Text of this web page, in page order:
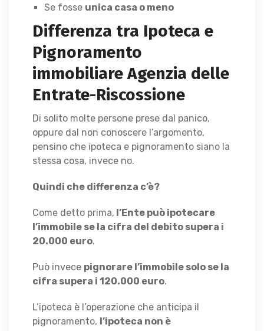
Se fosse unica casa o meno
Differenza tra Ipoteca e
Pignoramento
immobiliare Agenzia delle
Entrate-Riscossione
Di solito molte persone prese dal panico,
oppure dal non conoscere l’argomento,
pensino che ipoteca e pignoramento siano la
stessa cosa, invece no.
Quindi che differenza c’è?
Come detto prima, l’Ente può ipotecare
l’immobile se la cifra del debito supera i
20.000 euro.
Può invece pignorare l’immobile solo se la
cifra supera i 120.000 euro.
L’ipoteca è l’operazione che anticipa il
pignoramento, l’ipoteca non è